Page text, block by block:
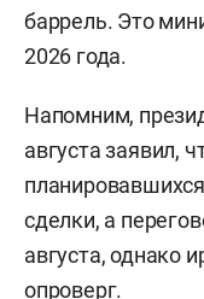
баррель. Это
2026 года.
Напомним,
августа заявил,
сделки, а
августа, однако
опроверг.